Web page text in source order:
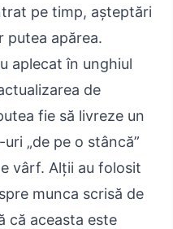
pe timp, așteptări
putea apărea.
aplecat în unghiul
de
fie să livreze un
„de pe o stâncă”
vârf. Alții au folosit
munca scrisă de
că aceasta este